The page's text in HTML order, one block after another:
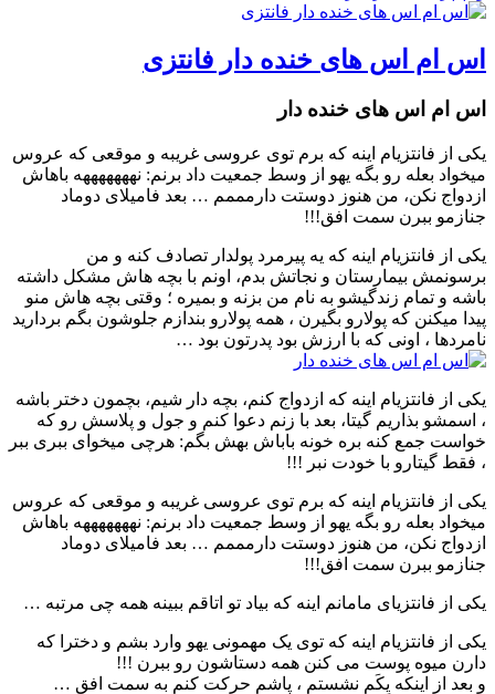
اس ام اس های خنده دار فانتزی
اس ام اس های خنده دار
یکی از فانتزیام اینه که برم توی عروسی غریبه و موقعی که عروس
میخواد بعله رو بگه یهو از وسط جمعیت داد برنم: نهههههههه باهاش
ازدواج نکن، من هنوز دوستت دارمممم … بعد فامیلای دوماد
جنازمو ببرن سمت افق!!!
یکی از فانتزیام اینه که یه پیرمرد پولدار تصادف کنه و من
برسونمش بیمارستان و نجاتش بدم، اونم با بچه هاش مشکل داشته
باشه و تمام زندگیشو به نام من بزنه و بمیره ؛ وقتی بچه هاش منو
پیدا میکنن که پولارو بگیرن ، همه پولارو بندازم جلوشون بگم بردارید
نامردها ، اونی که با ارزش بود پدرتون بود …
یکی از فانتزیام اینه که ازدواج کنم، بچه دار شیم، بچمون دختر باشه
، اسمشو بذاریم گیتا، بعد با زنم دعوا کنم و جول و پلاسش رو که
خواست جمع کنه بره خونه باباش بهش بگم: هرچی میخوای ببری ببر
، فقط گیتارو با خودت نبر !!!
یکی از فانتزیام اینه که برم توی عروسی غریبه و موقعی که عروس
میخواد بعله رو بگه یهو از وسط جمعیت داد برنم: نهههههههه باهاش
ازدواج نکن، من هنوز دوستت دارمممم … بعد فامیلای دوماد
جنازمو ببرن سمت افق!!!
یکی از فانتزیای مامانم اینه که بیاد تو اتاقم ببینه همه چی مرتبه …
یکی از فانتزیام اینه که توی یک مهمونی یهو وارد بشم و دخترا که
دارن میوه پوست می کنن همه دستاشون رو ببرن !!!
و بعد از اینکه یِکَم نشستم ، پاشم حرکت کنم به سمت افق …